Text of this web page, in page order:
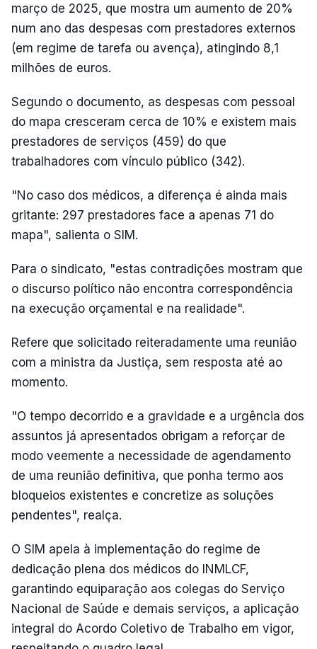
março de 2025, que mostra um aumento de 20%
num ano das despesas com prestadores externos
(em regime de tarefa ou avença), atingindo 8,1
milhões de euros.
Segundo o documento, as despesas com pessoal
do mapa cresceram cerca de 10% e existem mais
prestadores de serviços (459) do que
trabalhadores com vínculo público (342).
"No caso dos médicos, a diferença é ainda mais
gritante: 297 prestadores face a apenas 71 do
mapa", salienta o SIM.
Para o sindicato, "estas contradições mostram que
o discurso político não encontra correspondência
na execução orçamental e na realidade".
Refere que solicitado reiteradamente uma reunião
com a ministra da Justiça, sem resposta até ao
momento.
"O tempo decorrido e a gravidade e a urgência dos
assuntos já apresentados obrigam a reforçar de
modo veemente a necessidade de agendamento
de uma reunião definitiva, que ponha termo aos
bloqueios existentes e concretize as soluções
pendentes", realça.
O SIM apela à implementação do regime de
dedicação plena dos médicos do INMLCF,
garantindo equiparação aos colegas do Serviço
Nacional de Saúde e demais serviços, a aplicação
integral do Acordo Coletivo de Trabalho em vigor,